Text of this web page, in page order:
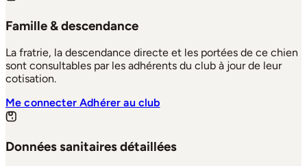
Famille & descendance
La fratrie, la descendance directe et les portées de ce chien
sont consultables par les adhérents du club à jour de leur
cotisation.
Me connecterAdhérer au club
Données sanitaires détaillées